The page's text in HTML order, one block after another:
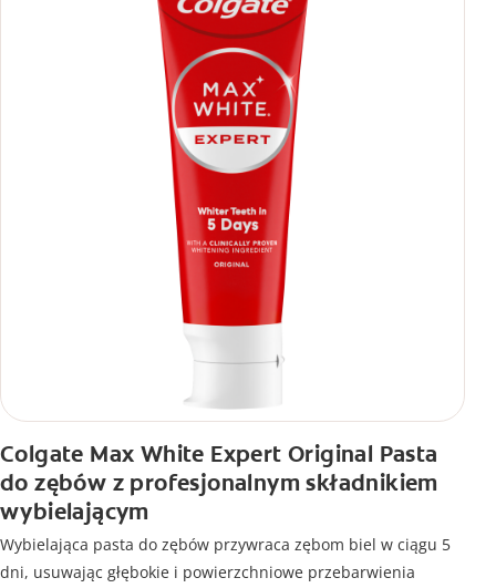
Colgate Max White Expert Original Pasta
do zębów z profesjonalnym składnikiem
wybielającym
Wybielająca pasta do zębów przywraca zębom biel w ciągu 5
dni, usuwając głębokie i powierzchniowe przebarwienia